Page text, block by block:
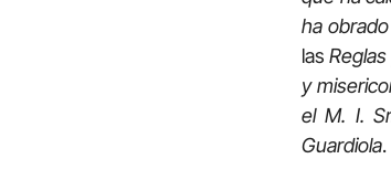
ha
las
y
el M. I. Sr
Guardiola